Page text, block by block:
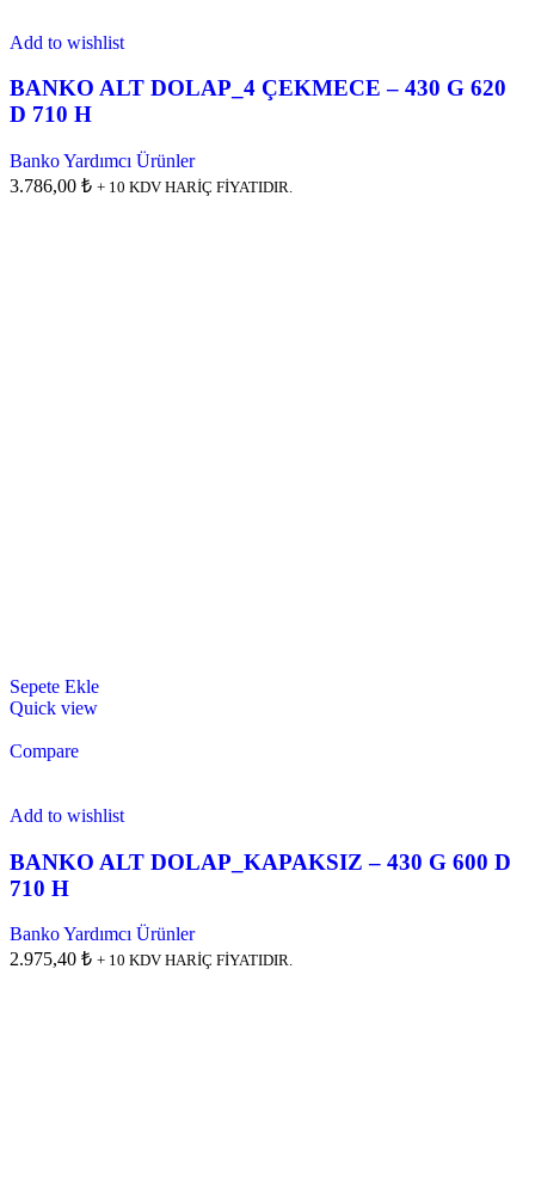
Add to wishlist
BANKO ALT DOLAP_4 ÇEKMECE – 430 G 620
D 710 H
Banko Yardımcı Ürünler
3.786,00 ₺ + 10 KDV HARİÇ FİYATIDIR.
Sepete Ekle
Quick view
Compare
Add to wishlist
BANKO ALT DOLAP_KAPAKSIZ – 430 G 600 D
710 H
Banko Yardımcı Ürünler
2.975,40 ₺ + 10 KDV HARİÇ FİYATIDIR.